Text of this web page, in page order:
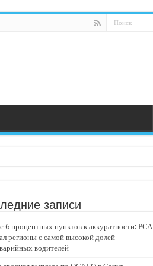
«Движение»
записи
6 процентных пунктов к аккуратности: РСА
регионы с самой высокой долей
водителей